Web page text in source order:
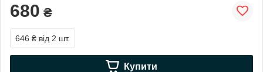
680 ₴
646 ₴ від 2 шт.
Купити